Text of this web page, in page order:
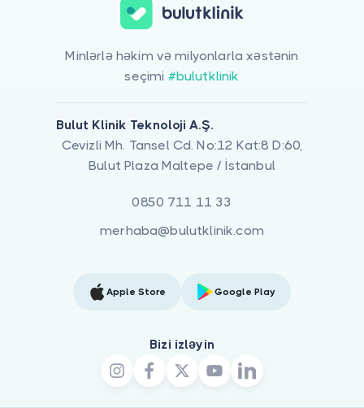
Minlərlə həkim və milyonlarla xəstənin
seçimi #bulutklinik
Bulut Klinik Teknoloji A.Ş.
Cevizli Mh. Tansel Cd. No:12 Kat:8 D:60,
Bulut Plaza Maltepe / İstanbul
0850 711 11 33
merhaba@bulutklinik.com
Apple Store Google Play
Bizi izləyin